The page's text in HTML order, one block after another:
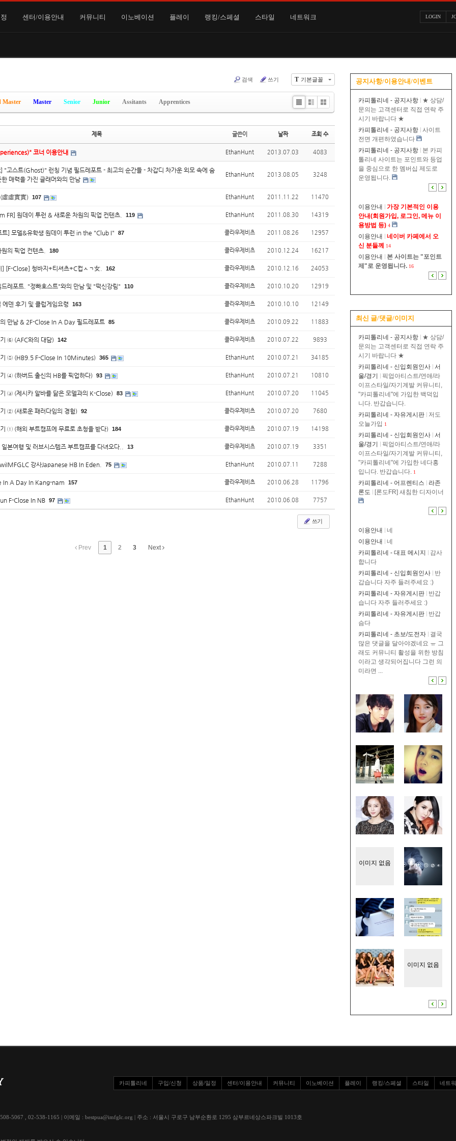
LOGIN
센터/이용안내 커뮤니티 이노베이션 플레이 랭킹/스페셜 스타일 네트워크
공지사항/이용안내/이벤트
카피톨리네 - 공지사항
★ 상담/
문의는 고객센터로 직접 연락 주
시기 바랍니다 ★
카피톨리네 - 공지사항
사이트
전면 개편하였습니다
카피톨리네 - 공지사항
본 카피
톨리네 사이트는 포인트와 등업
을 중심으로 한 멤버십 제도로
운영됩니다.
이용안내
가장 기본적인 이용
안내(회원가입, 로그인, 메뉴 이
용방법 등) 4
이용안내
네이버 카페에서 오
신 분들께
14
이용안내
본 사이트는 "포인트
제"로 운영됩니다. 16
최신 글/댓글/이미지
카피톨리네 - 공지사항
★ 상담/
문의는 고객센터로 직접 연락 주
시기 바랍니다 ★
카피톨리네 - 신입회원인사 서
울/경기
픽업아티스트/연애/라
이프스타일/자기계발 커뮤니티,
"카피톨리네"에 가입한 백덕입
니다. 반갑습니다.
카피톨리네 - 자유게시판
저도
오늘가입 1
카피톨리네 - 신입회원인사 서
울/경기
픽업아티스트/연애/라
이프스타일/자기계발 커뮤니티,
"카피톨리네"에 가입한 네다홍
입니다. 반갑습니다. 1
카피톨리네 - 어프렌티스
라존
론도
[론도FR] 새침한 디자이너
이용안내
네
이용안내
네
카피톨리네 - 대표 메시지
감사
합니다
카피톨리네 - 신입회원인사
반
갑습니다 자주 들러주세요 :)
카피톨리네 - 자유게시판
반갑
습니다 자주 들러주세요 :)
카피톨리네 - 자유게시판
반갑
슴다
카피톨리네 - 초보/도전자
결국
많은 댓글을 달아야겠네요 ㅠ 그
래도 커뮤니티 활성을 위한 방침
이라고 생각되어집니다 그런 의
미라면 ...
이미지 없음
이미지 없음
T 기본글꼴
검색 쓰기
Master Master Senior Junior Assitants
Apprentices
Li
Zi
e
G
le
ry
제목 글쓴이 날짜 조회 수
코너 이용안내 EthanHunt 2013.07.03 4083
"고스트(Ghost)" 런칭 기념 필드레포트 - 최고의 순간들 - 차갑디 차가운 외모 속에 숨
한 매력을 가진 글래머와의 만남
EthanHunt 2013.08.05 3248
虛虛實實) 107 EthanHunt 2011.11.22 11470
FR] 원데이 투런 & 새로운 차원의 픽업 컨텐츠. 119 EthanHunt 2011.08.30 14319
트] 모델&유학생 원데이 투런 in the "Club I" 87 클라우제비츠 2011.08.26 12957
의 픽업 컨텐츠. 180 클라우제비츠 2010.12.24 16217
] [F-Close] 청바지+티셔츠+C컵ㅅㄱ女. 162 클라우제비츠 2010.12.16 24053
드레포트. "정빠호스트"와의 만남 및 "떡신강림" 110 클라우제비츠 2010.10.20 12919
에덴 후기 및 클럽게임요령 163 클라우제비츠 2010.10.10 12149
만남 & 2F-Close In A Day 필드레포트 85 클라우제비츠 2010.09.22 11883
⑥ (AFC와의 대담) 142 클라우제비츠 2010.07.22 9893
기 ⑤ (HB9.5 F-Close In 10Minutes) 365 EthanHunt 2010.07.21 34185
④ (하버드 출신의 HB를 픽업하다) 93 EthanHunt 2010.07.21 10810
③ (제시카 알바를 닮은 모델과의 K-Close) 83 EthanHunt 2010.07.20 11045
② (새로운 패러다임의 경험) 92 클라우제비츠 2010.07.20 7680
① (해외 부트캠프에 무료로 초청을 받다) 184 클라우제비츠 2010.07.19 14198
본여행 및 러브시스템즈 부트캠프를 다녀오다.. 13 클라우제비츠 2010.07.19 3351
강사Japanese HB In Eden. 75 EthanHunt 2010.07.11 7288
In A Day In Kang-nam 157 클라우제비츠 2010.06.28 11796
F-Close In NB 97 EthanHunt 2010.06.08 7757
쓰기
Prev 1 2 3 Next
카피톨리네 구입/신청 상품/일정 센터/이용안내 커뮤니티 이노베이션 플레이 랭킹/스페셜 스타일 네트
5067 , 02-538-1165 | 이메일 : bestpua@imfglc.org | 주소 : 서울시 구로구 남부순환로 1295 삼부르네상스파크빌 1013호